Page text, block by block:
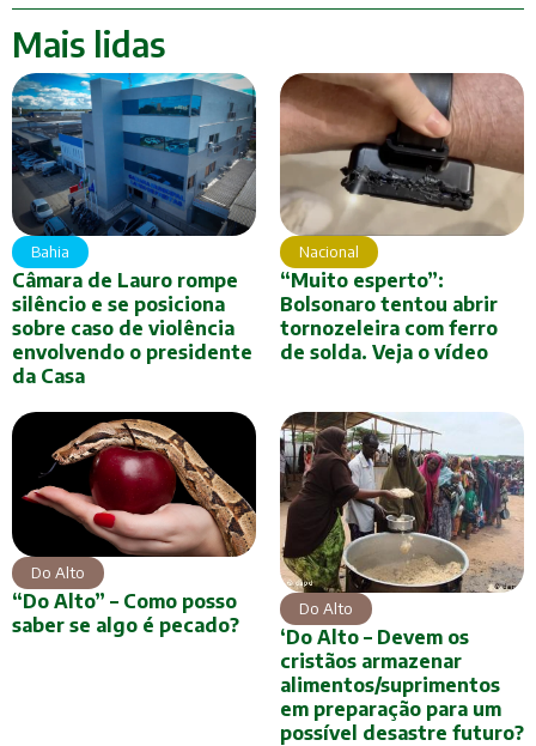
Mais lidas
Bahia
Câmara de Lauro rompe
silêncio e se posiciona
sobre caso de violência
envolvendo o presidente
da Casa
Nacional
“Muito esperto”:
Bolsonaro tentou abrir
tornozeleira com ferro
de solda. Veja o vídeo
Do Alto
“Do Alto” – Como posso
saber se algo é pecado?
Do Alto
‘Do Alto – Devem os
cristãos armazenar
alimentos/suprimentos
em preparação para um
possível desastre futuro?